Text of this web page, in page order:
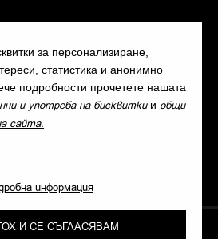
за персонализиране,
статистика и анонимно
подробности прочетете нашата
и употреба на бисквиткии общи
сайта.
информация
И СЕ СЪГЛАСЯВАМ